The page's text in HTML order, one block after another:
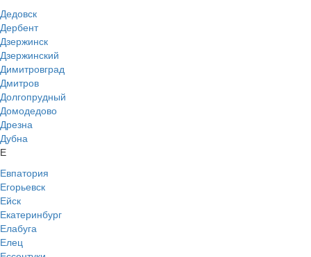
Дедовск
Дербент
Дзержинск
Дзержинский
Димитровград
Дмитров
Долгопрудный
Домодедово
Дрезна
Дубна
Е
Евпатория
Егорьевск
Ейск
Екатеринбург
Елабуга
Елец